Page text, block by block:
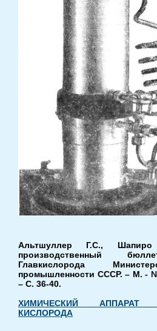
Альтшуллер Г.С.,
производственный
Главкислорода
промышленности СССР. – М. - №
– С. 36-40.
ХИМИЧЕСКИЙ АППАРАТ
КИСЛОРОДА